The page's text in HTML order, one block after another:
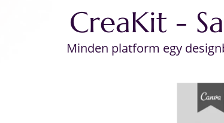
CreaKit -
Minden platform egy